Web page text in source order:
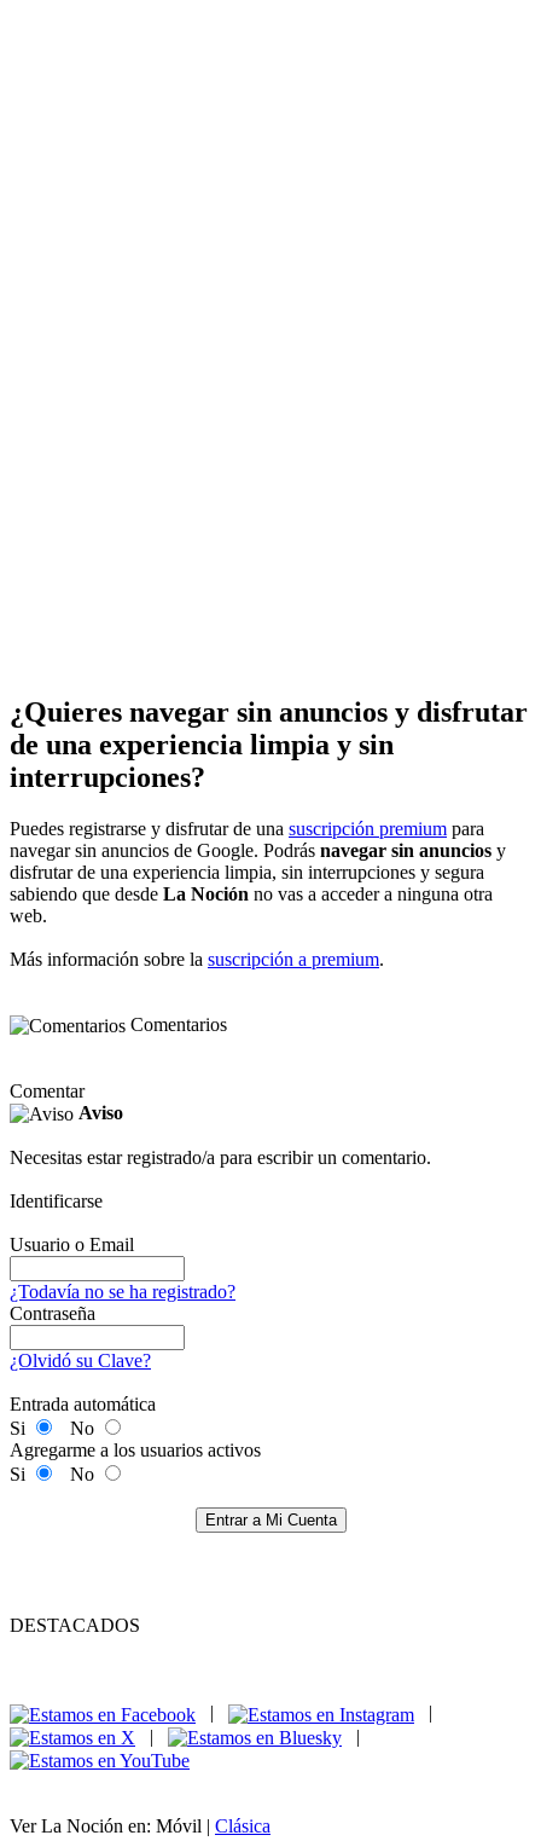
¿Quieres navegar sin anuncios y disfrutar
de una experiencia limpia y sin
interrupciones?
Puedes registrarse y disfrutar de una suscripción premium para
navegar sin anuncios de Google. Podrás navegar sin anuncios y
disfrutar de una experiencia limpia, sin interrupciones y segura
sabiendo que desde La Noción no vas a acceder a ninguna otra
web.
Más información sobre la suscripción a premium.
Comentarios
Comentar
Aviso
Necesitas estar registrado/a para escribir un comentario.
Identificarse
Usuario o Email
¿Todavía no se ha registrado?
Contraseña
¿Olvidó su Clave?
Entrada automática
Si
No
Agregarme a los usuarios activos
Si
No
Entrar a Mi Cuenta
DESTACADOS
|
|
Ver La Noción en: Móvil | Clásica